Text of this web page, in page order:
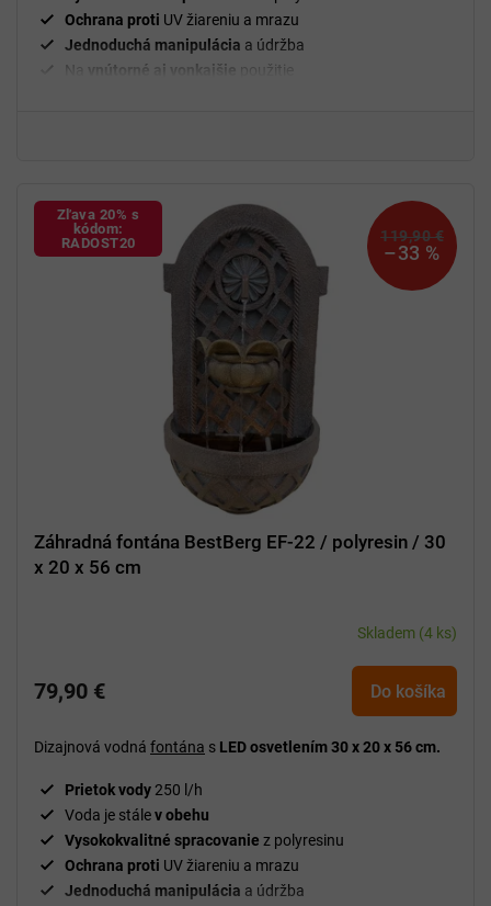
Ochrana proti UV žiareniu a mrazu
Jednoduchá manipulácia a údržba
Na vnútorné aj vonkajšie použitie
Zľava 20% s
kódom:
RADOST20
119,90 €
–33 %
Záhradná fontána BestBerg EF-22 / polyresin / 30
x 20 x 56 cm
Skladem (4 ks)
79,90 € Do košíka
Dizajnová vodná fontána s LED osvetlením 30 x 20 x 56 cm.
Prietok vody 250 l/h
Voda je stálev obehu
Vysokokvalitné spracovanie z polyresinu
Ochrana proti UV žiareniu a mrazu
Jednoduchá manipulácia a údržba